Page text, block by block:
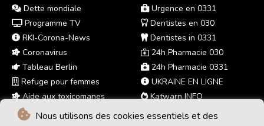
Nous utilisons des cookies essentiels et des
Dette mondiale
Programme TV
RKI-Corona-News
Coronavirus
Tableau Berlin
Refuge pour femmes
Aide aux toxicomanes
Urgence en 0331
Dentistes en 030
Dentistes in 0331
24h Pharmacie 030
24h Pharmacie 0331
UKRAINE EN LIGNE
Katwarn INFO